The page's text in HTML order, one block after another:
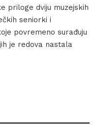
priloge dviju muzejskih
seniorki i
povremeno surađuju
je redova nastala